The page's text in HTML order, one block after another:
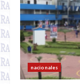
nacionales